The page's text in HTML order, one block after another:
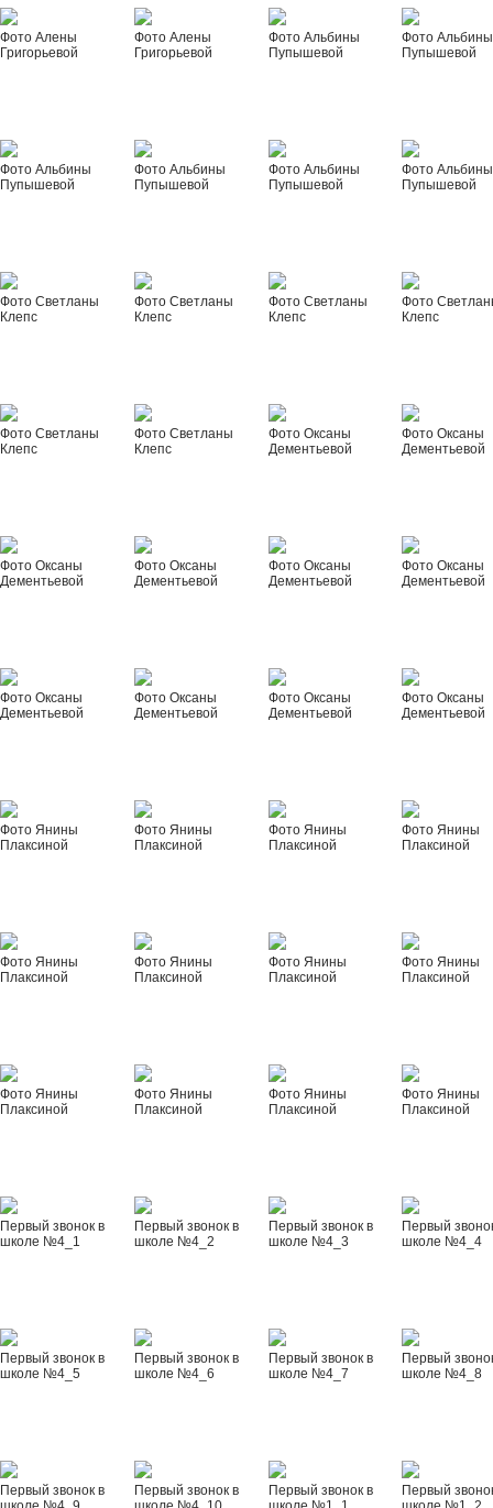
Фото Алены
Григорьевой
Фото Алены
Григорьевой
Фото Альбины
Пупышевой
Фото Альбины
Пупышевой
Фото Альбины
Пупышевой
Фото Альбины
Пупышевой
Фото Альбины
Пупышевой
Фото Альбины
Пупышевой
Фото Светланы
Клепс
Фото Светланы
Клепс
Фото Светланы
Клепс
Фото
Клепс
Фото Светланы
Клепс
Фото Светланы
Клепс
Фото Оксаны
Дементьевой
Фото Оксаны
Дементьевой
Фото Оксаны
Дементьевой
Фото Оксаны
Дементьевой
Фото Оксаны
Дементьевой
Фото Оксаны
Дементьевой
Фото Оксаны
Дементьевой
Фото Оксаны
Дементьевой
Фото Оксаны
Дементьевой
Фото Оксаны
Дементьевой
Фото Янины
Плаксиной
Фото Янины
Плаксиной
Фото Янины
Плаксиной
Фото Янины
Плаксиной
Фото Янины
Плаксиной
Фото Янины
Плаксиной
Фото Янины
Плаксиной
Фото Янины
Плаксиной
Фото Янины
Плаксиной
Фото Янины
Плаксиной
Фото Янины
Плаксиной
Фото Янины
Плаксиной
Первый звонок в
школе №4_1
Первый звонок в
школе №4_2
Первый звонок в
школе №4_3
Первый
школе №4_4
Первый звонок в
школе №4_5
Первый звонок в
школе №4_6
Первый звонок в
школе №4_7
Первый
школе №4_8
Первый звонок в
Первый звонок в
Первый звонок в
Первый